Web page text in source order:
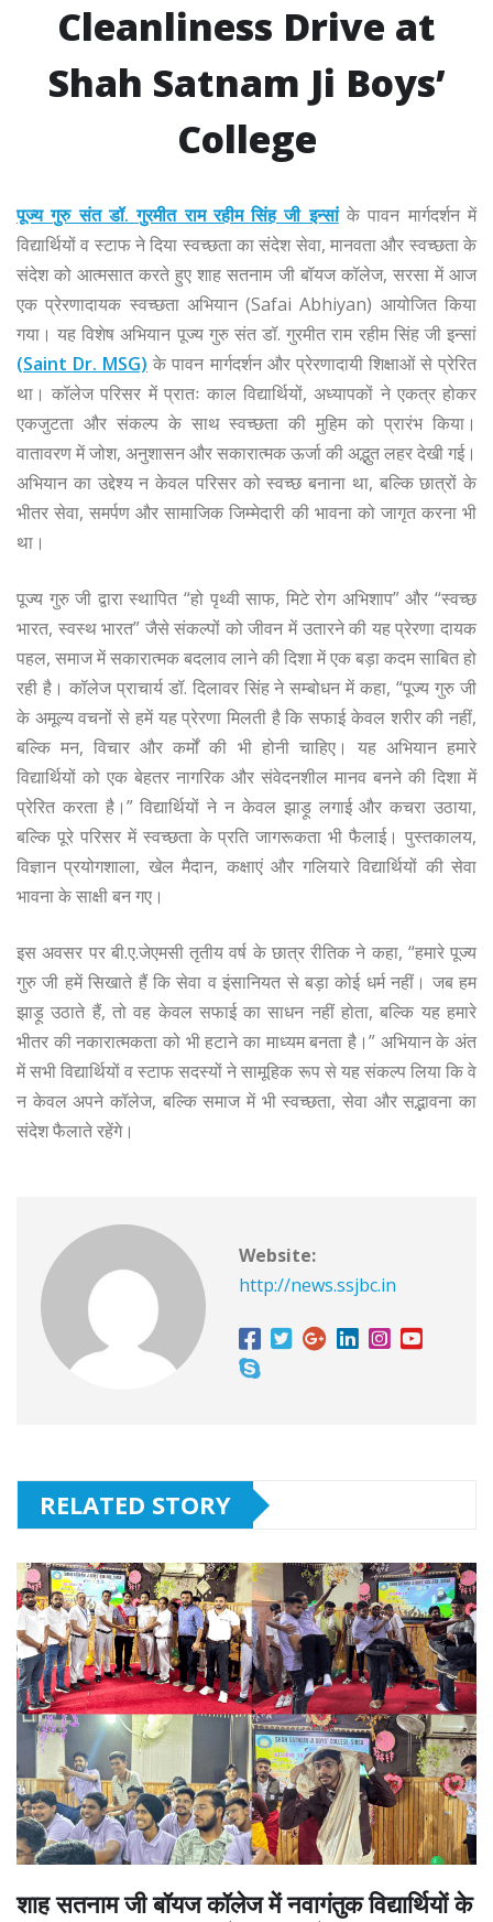
Cleanliness Drive at
Shah Satnam Ji Boys’
College
पूज्य गुरु संत डॉ. गुरमीत राम रहीम सिंह जी इन्सांके पावन मार्गदर्शन में
विद्यार्थियों व स्टाफ ने दिया स्वच्छता का संदेश सेवा, मानवता और स्वच्छता के
संदेश को आत्मसात करते हुए शाह सतनाम जी बॉयज कॉलेज, सरसा में आज
एक प्रेरणादायक स्वच्छता अभियान (Safai Abhiyan) आयोजित किया
गया। यह विशेष अभियान पूज्य गुरु संत डॉ. गुरमीत राम रहीम सिंह जी इन्सां
(Saint Dr. MSG) के पावन मार्गदर्शन और प्रेरणादायी शिक्षाओं से प्रेरित
था। कॉलेज परिसर में प्रातः काल विद्यार्थियों, अध्यापकों ने एकत्र होकर
एकजुटता और संकल्प के साथ स्वच्छता की मुहिम को प्रारंभ किया।
वातावरण में जोश, अनुशासन और सकारात्मक ऊर्जा की अद्भुत लहर देखी गई।
अभियान का उद्देश्य न केवल परिसर को स्वच्छ बनाना था, बल्कि छात्रों के
भीतर सेवा, समर्पण और सामाजिक जिम्मेदारी की भावना को जागृत करना भी
था।
पूज्य गुरु जी द्वारा स्थापित “हो पृथ्वी साफ, मिटे रोग अभिशाप” और “स्वच्छ
भारत, स्वस्थ भारत” जैसे संकल्पों को जीवन में उतारने की यह प्रेरणा दायक
पहल, समाज में सकारात्मक बदलाव लाने की दिशा में एक बड़ा कदम साबित हो
रही है। कॉलेज प्राचार्य डॉ. दिलावर सिंह ने सम्बोधन में कहा, “पूज्य गुरु जी
के अमूल्य वचनों से हमें यह प्रेरणा मिलती है कि सफाई केवल शरीर की नहीं,
बल्कि मन, विचार और कर्मों की भी होनी चाहिए। यह अभियान हमारे
विद्यार्थियों को एक बेहतर नागरिक और संवेदनशील मानव बनने की दिशा में
प्रेरित करता है।” विद्यार्थियों ने न केवल झाड़ू लगाई और कचरा उठाया,
बल्कि पूरे परिसर में स्वच्छता के प्रति जागरूकता भी फैलाई। पुस्तकालय,
विज्ञान प्रयोगशाला, खेल मैदान, कक्षाएं और गलियारे विद्यार्थियों की सेवा
भावना के साक्षी बन गए।
इस अवसर पर बी.ए.जेएमसी तृतीय वर्ष के छात्र रीतिक ने कहा, “हमारे पूज्य
गुरु जी हमें सिखाते हैं कि सेवा व इंसानियत से बड़ा कोई धर्म नहीं। जब हम
झाड़ू उठाते हैं, तो वह केवल सफाई का साधन नहीं होता, बल्कि यह हमारे
भीतर की नकारात्मकता को भी हटाने का माध्यम बनता है।” अभियान के अंत
में सभी विद्यार्थियों व स्टाफ सदस्यों ने सामूहिक रूप से यह संकल्प लिया कि वे
न केवल अपने कॉलेज, बल्कि समाज में भी स्वच्छता, सेवा और सद्भावना का
संदेश फैलाते रहेंगे।
Website:
http://news.ssjbc.in
RELATED STORY
शाह सतनाम जी बॉयज कॉलेज में नवागंतुक विद्यार्थियों के